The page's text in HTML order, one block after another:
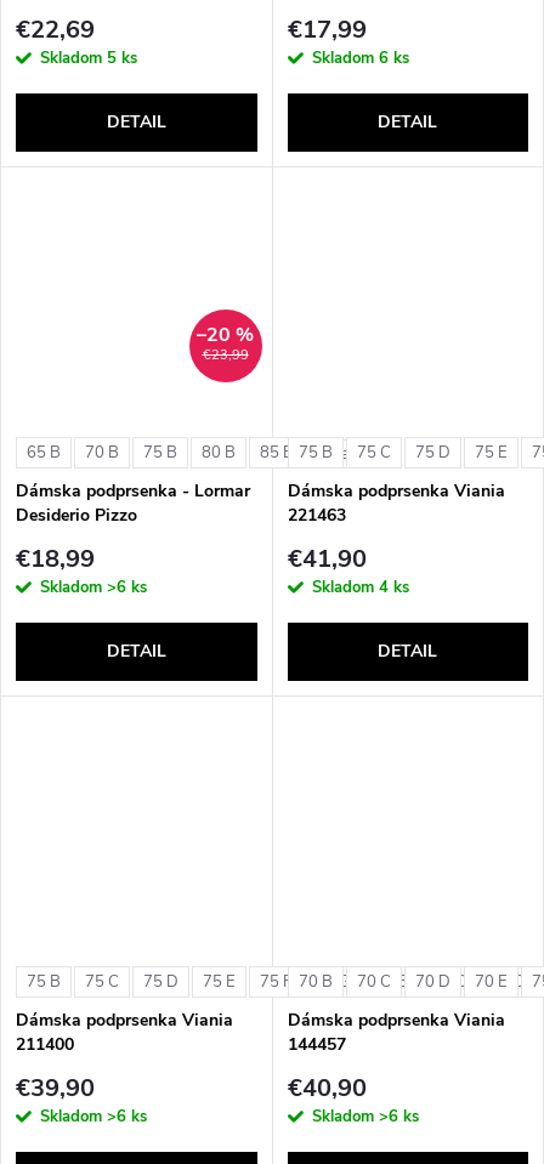
€22,69
Skladom 5 ks
DETAIL
€17,99
Skladom 6 ks
DETAIL
€23,99
–20 %
65 B 70 B 75 B 80 B 85 B + ďalšie
Dámska podprsenka - Lormar
Desiderio Pizzo
€18,99
Skladom >6 ks
DETAIL
75 B 75 C 75 D 75 E
Dámska podprsenka Viania
221463
€41,90
Skladom 4 ks
DETAIL
75 B 75 C 75 D 75 E 75 F 75 G 80 B 80 C 80 D
Dámska podprsenka Viania
211400
€39,90
Skladom >6 ks
70 B 70 C 70 D 70 E
Dámska podprsenka Viania
144457
€40,90
Skladom >6 ks